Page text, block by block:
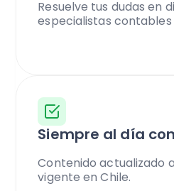
Resuelve tus dudas en
especialistas contables
Siempre al día con
Contenido actualizado
vigente en Chile.